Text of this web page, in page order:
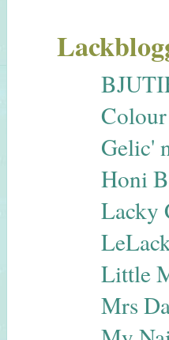
Gelic'
Honi
Lacky
Little
Mrs